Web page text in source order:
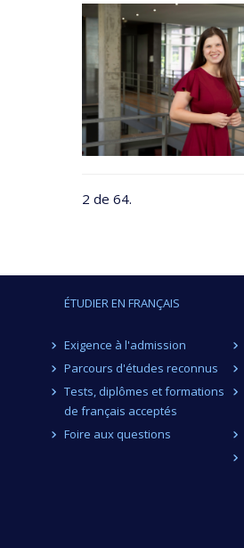
2 de 64.
ÉTUDIER EN FRANÇAIS
Exigence à l'admission
Parcours d'études reconnus
Tests, diplômes et formations
de français acceptés
Foire aux questions